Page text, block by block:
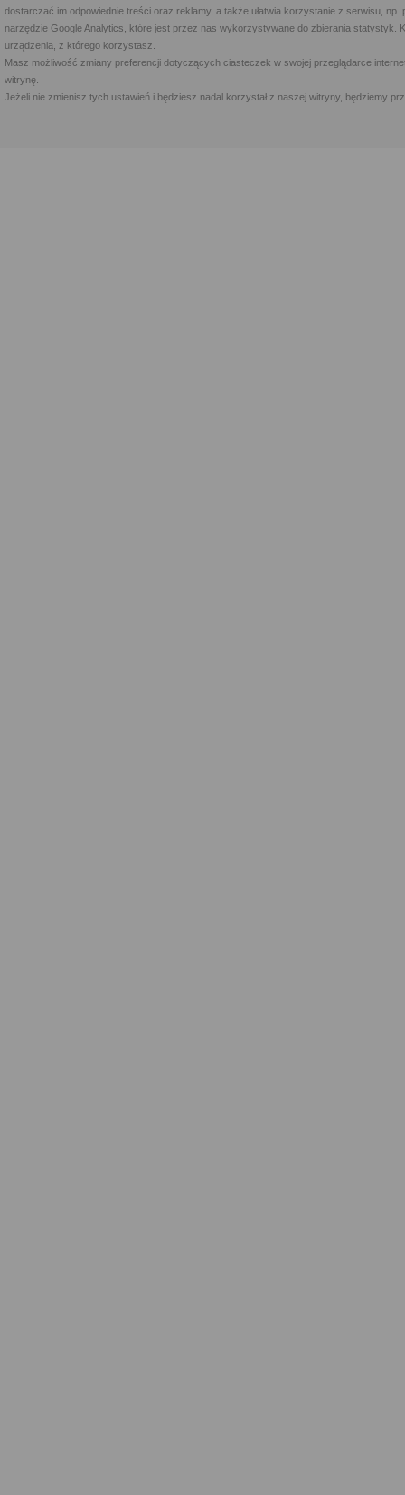
dostarczać im odpowiednie treści oraz reklamy, a także ułatwia korzystanie z serwisu,
narzędzie Google Analytics, które jest przez nas wykorzystywane do zbierania statystyk.
urządzenia, z którego korzystasz.
Masz możliwość zmiany preferencji dotyczących ciasteczek w swojej przeglądarce
witrynę.
Jeżeli nie zmienisz tych ustawień i będziesz nadal korzystał z naszej witryny, będziemy